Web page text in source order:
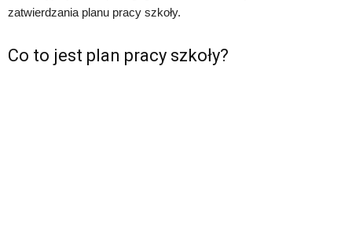
zatwierdzania planu pracy szkoły.
Co to jest plan pracy szkoły?